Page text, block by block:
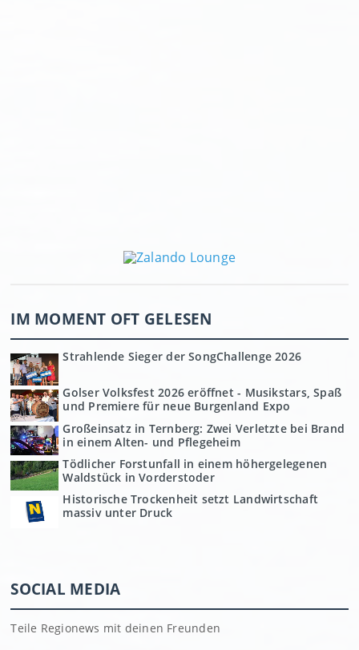
IM MOMENT OFT GELESEN
Strahlende Sieger der SongChallenge 2026
Golser Volksfest 2026 eröffnet - Musikstars, Spaß
und Premiere für neue Burgenland Expo
Großeinsatz in Ternberg: Zwei Verletzte bei Brand
in einem Alten- und Pflegeheim
Tödlicher Forstunfall in einem höhergelegenen
Waldstück in Vorderstoder
Historische Trockenheit setzt Landwirtschaft
massiv unter Druck
SOCIAL MEDIA
Teile Regionews mit deinen Freunden